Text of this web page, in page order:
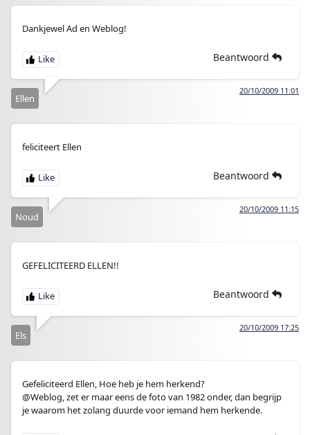
Dankjewel Ad en Weblog!
Beantwoord
20/10/2009 11:01
Ellen
feliciteert Ellen
Beantwoord
20/10/2009 11:15
Noud
GEFELICITEERD ELLEN!!
Beantwoord
20/10/2009 17:25
Els
Gefeliciteerd Ellen, Hoe heb je hem herkend?
@Weblog, zet er maar eens de foto van 1982 onder, dan begrijp
je waarom het zolang duurde voor iemand hem herkende.